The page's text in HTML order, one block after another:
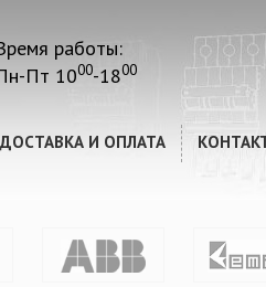
работы:
Пт 1000-1800
ДОСТАВКА И ОПЛАТА